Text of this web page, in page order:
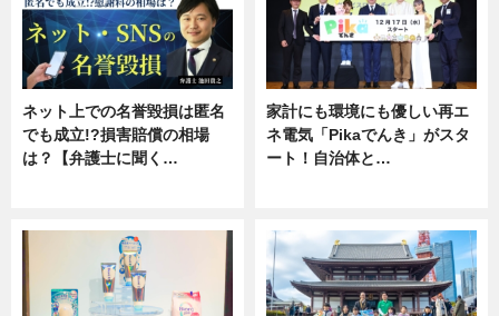
ネット上での名誉毀損は匿名
でも成立!?損害賠償の相場
は？【弁護士に聞く…
家計にも環境にも優しい再エ
ネ電気「Pikaでんき」がスタ
ート！自治体と…